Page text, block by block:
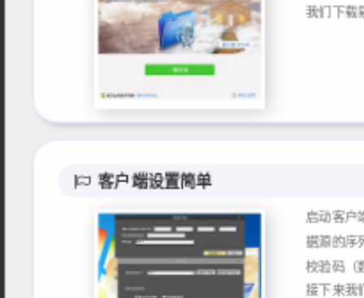
客户端设置简单
启动客户
据源的序
校验码（
接下来我